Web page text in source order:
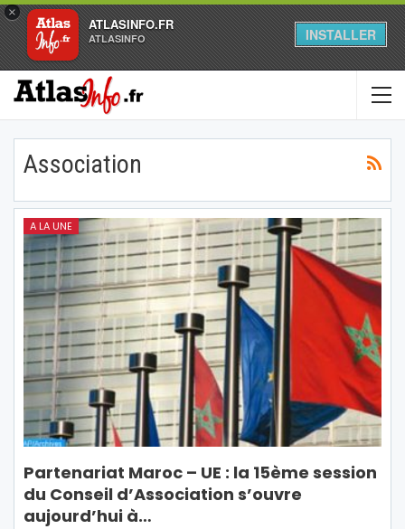
×
ATLASINFO.FR
ATLASINFO INSTALLER
Association
A LA UNE
Partenariat Maroc – UE : la 15ème session
du Conseil d’Association s’ouvre
aujourd’hui à…